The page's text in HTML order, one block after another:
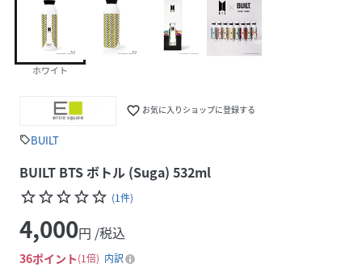
ホワイト
favorite_border お気に入りショップに登録する
sellBUILT
BUILT BTS ボトル (Suga) 532ml
star_borderstar_borderstar_borderstar_borderstar_border (1件)
4,000円 /税込
36ポイント 1倍
内訳